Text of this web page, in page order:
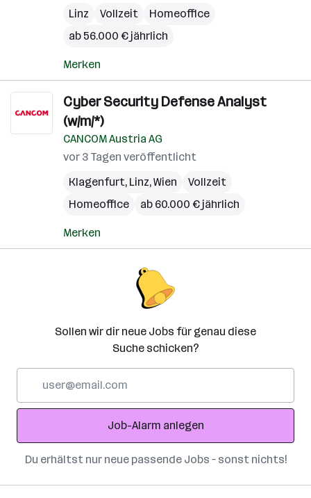
Linz
Vollzeit
Homeoffice
ab 56.000 € jährlich
Merken
Cyber Security Defense Analyst
(w/m/*)
CANCOM Austria AG
vor 3 Tagen veröffentlicht
Klagenfurt, Linz,Wien
Vollzeit
Homeoffice
ab 60.000 € jährlich
Merken
Sollen wir dir neue Jobs für genau diese
Suche schicken?
Adresse
Job-Alarm anlegen
Du erhältst nur neue passende Jobs – sonst nichts!